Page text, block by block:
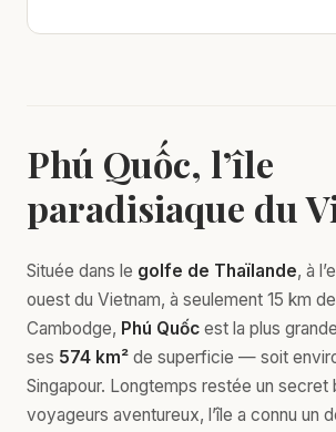
Phú Quốc, l’île
paradisiaque du
Située dans le golfe de Thaïlande, à
ouest du Vietnam, à seulement 15 km
Cambodge, Phú Quốc est la plus
ses 574 km² de superficie — soit
Singapour. Longtemps restée un secret
voyageurs aventureux, l’île a connu un